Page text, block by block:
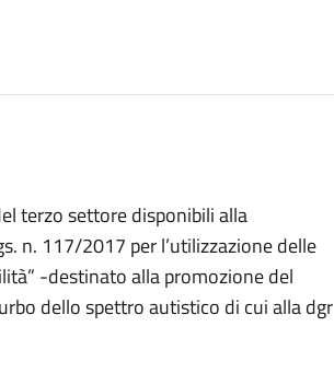
terzo settore disponibili alla
n. 117/2017 per l’utilizzazione delle
-destinato alla promozione del
dello spettro autistico di cui alla dgr